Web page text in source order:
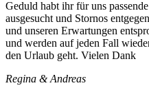
Geduld habt ihr für uns
ausgesucht und Stornos
und unseren Erwartungen
und werden auf jeden Fall
den Urlaub geht. Vielen Dank
Regina & Andreas